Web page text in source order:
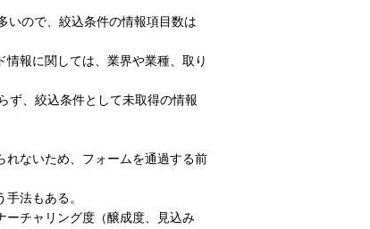
いので、絞込条件の情報項目数は
報に関しては、業界や業種、取り
ず、絞込条件として未取得の情報
れないため、フォームを通過する前
法もある。
ーチャリング度（醸成度、見込み